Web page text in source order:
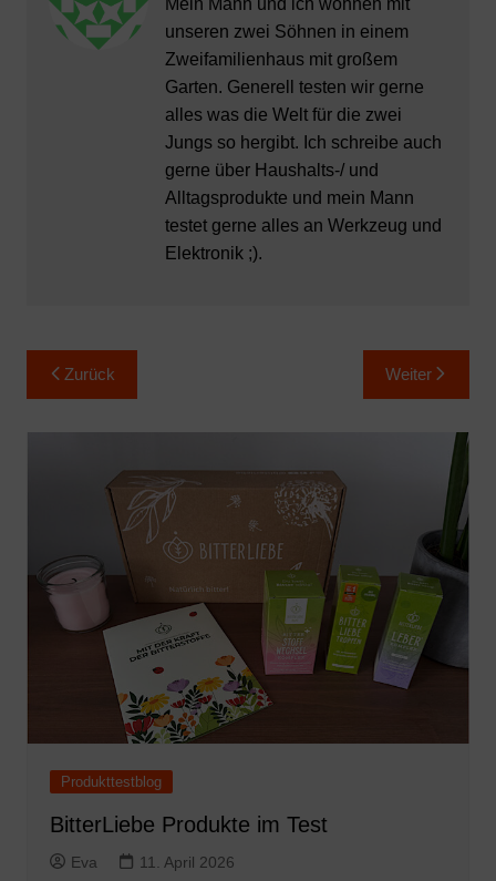
Mein Mann und ich wohnen mit
unseren zwei Söhnen in einem
Zweifamilienhaus mit großem
Garten. Generell testen wir gerne
alles was die Welt für die zwei
Jungs so hergibt. Ich schreibe auch
gerne über Haushalts-/ und
Alltagsprodukte und mein Mann
testet gerne alles an Werkzeug und
Elektronik ;).
Beitragsnavigation
Zurück Weiter
Produkttestblog
BitterLiebe Produkte im Test
Eva 11. April 2026